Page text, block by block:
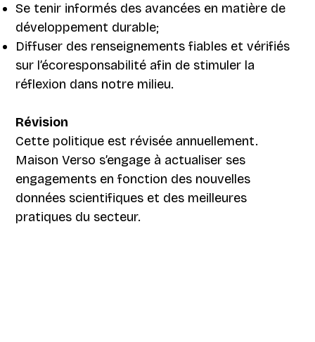
Se tenir informés des avancées en matière de
développement durable;
Diffuser des renseignements fiables et vérifiés
sur l’écoresponsabilité afin de stimuler la
réflexion dans notre milieu.
Révision
Cette politique est révisée annuellement.
Maison Verso s’engage à actualiser ses
engagements en fonction des nouvelles
données scientifiques et des meilleures
pratiques du secteur.